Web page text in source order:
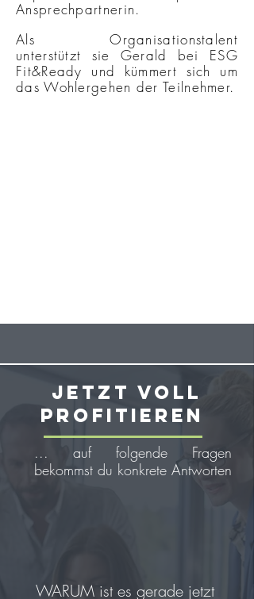
Ansprechpartnerin.
Als Organisationstalent
unterstützt sie Gerald bei ESG
Fit&Ready und kümmert sich um
das Wohlergehen der Teilnehmer.
JETZT VOLL
PROFITIEREN
... auf folgende Fragen
bekommst du konkrete Antworten
WARUM ist es gerade jetzt